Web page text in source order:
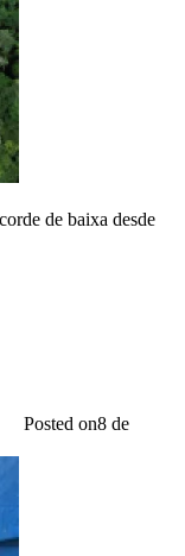
de baixa desde
Posted on8 de